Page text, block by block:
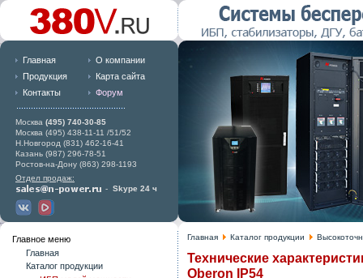
Главная
О компании
Продукция
Карта сайта
Контакты
Форум
Москва (495) 740-30-85
Москва (495) 438-11-11 /51/52
Н.Новгород (831) 462-16-41
Казань (987) 296-78-51
Ростов-на-Дону (863) 298-1193
Отдел продаж:
- Skype 24 ч
Главное меню
Главная
Каталог продукции
Главная Каталог продукции
Технические
Oberon IP54